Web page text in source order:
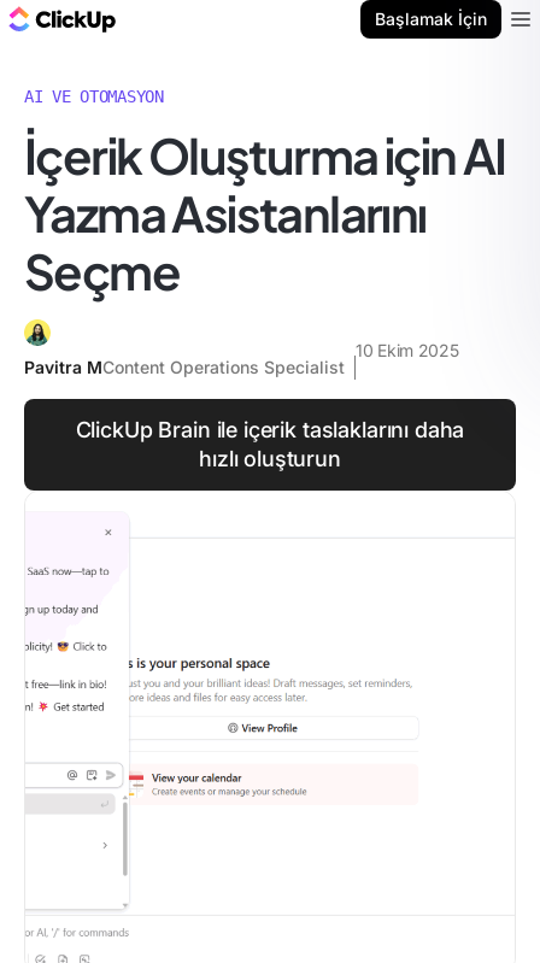
Başlamak İçin
AI VE OTOMASYON
İçerik Oluşturma için AI
Yazma Asistanlarını
Seçme
Pavitra MContent Operations Specialist
10 Ekim 2025
ClickUp Brain ile içerik taslaklarını daha
hızlı oluşturun